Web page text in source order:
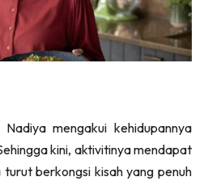
mengakui kehidupannya
kini, aktivitinya mendapat
berkongsi kisah yang penuh